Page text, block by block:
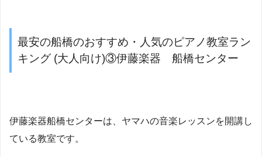
最安の船橋のおすすめ・人気のピアノ教室ラン
キング (大人向け)③伊藤楽器 船橋センター
伊藤楽器船橋センターは、ヤマハの音楽レッスンを開講し
ている教室です。